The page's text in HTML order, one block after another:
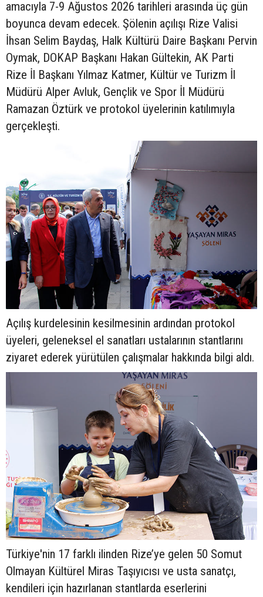
amacıyla 7-9 Ağustos 2026 tarihleri arasında üç gün
boyunca devam edecek. Şölenin açılışı Rize Valisi
İhsan Selim Baydaş, Halk Kültürü Daire Başkanı Pervin
Oymak, DOKAP Başkanı Hakan Gültekin, AK Parti
Rize İl Başkanı Yılmaz Katmer, Kültür ve Turizm İl
Müdürü Alper Avluk, Gençlik ve Spor İl Müdürü
Ramazan Öztürk ve protokol üyelerinin katılımıyla
gerçekleşti.
Açılış kurdelesinin kesilmesinin ardından protokol
üyeleri, geleneksel el sanatları ustalarının stantlarını
ziyaret ederek yürütülen çalışmalar hakkında bilgi aldı.
Türkiye'nin 17 farklı ilinden Rize’ye gelen 50 Somut
Olmayan Kültürel Miras Taşıyıcısı ve usta sanatçı,
kendileri için hazırlanan stantlarda eserlerini